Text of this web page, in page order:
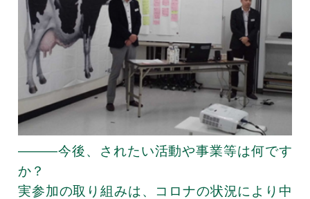
―――今後、されたい活動や事業等は何です
か？
実参加の取り組みは、コロナの状況により中